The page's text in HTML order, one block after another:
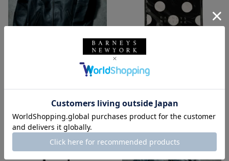
ELLM ホースレザーブルゾン
¥165,000
BARNEYS NEW YORK
グ／ドット柄
¥6,600